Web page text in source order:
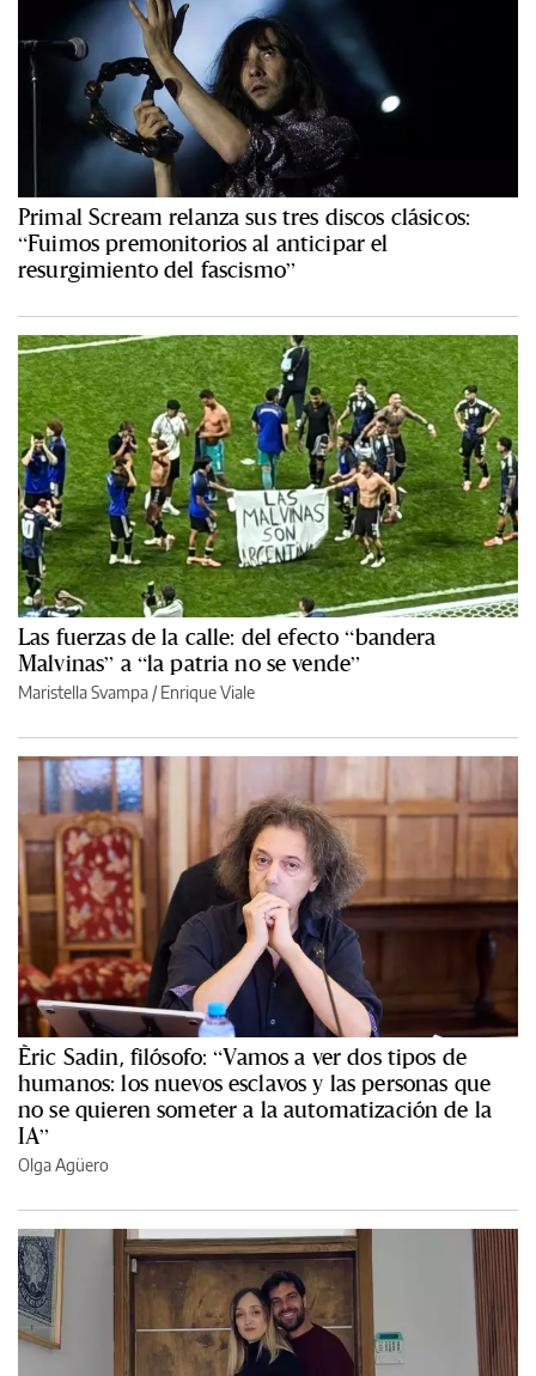
Primal Scream relanza sus tres discos clásicos:
“Fuimos premonitorios al anticipar el
resurgimiento del fascismo”
Las fuerzas de la calle: del efecto “bandera
Malvinas” a “la patria no se vende”
Maristella Svampa /Enrique Viale
Èric Sadin, filósofo: “Vamos a ver dos tipos de
humanos: los nuevos esclavos y las personas que
no se quieren someter a la automatización de la
IA”
Olga Agüero